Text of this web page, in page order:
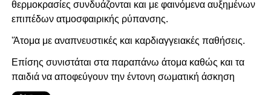
θερμοκρασίες συνδυάζονται και με φαινόμενα αυξημένων
επιπέδων ατμοσφαιρικής ρύπανσης.
'Άτομα με αναπνευστικές και καρδιαγγειακές παθήσεις.
Επίσης συνιστάται στα παραπάνω άτομα καθώς και τα
παιδιά να αποφεύγουν την έντονη σωματική άσκηση